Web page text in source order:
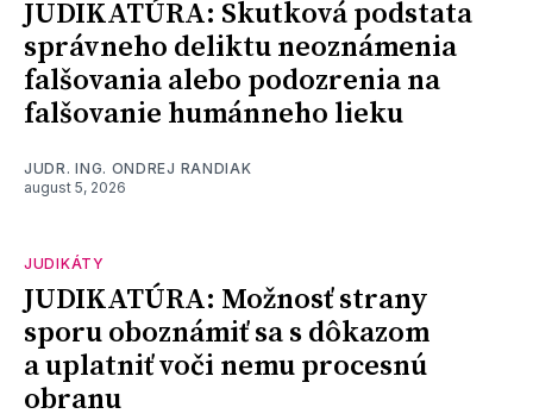
JUDIKATÚRA: Skutková podstata
správneho deliktu neoznámenia
falšovania alebo podozrenia na
falšovanie humánneho lieku
JUDR. ING. ONDREJ RANDIAK
august 5, 2026
JUDIKÁTY
JUDIKATÚRA: Možnosť strany
sporu oboznámiť sa s dôkazom
a uplatniť voči nemu procesnú
obranu